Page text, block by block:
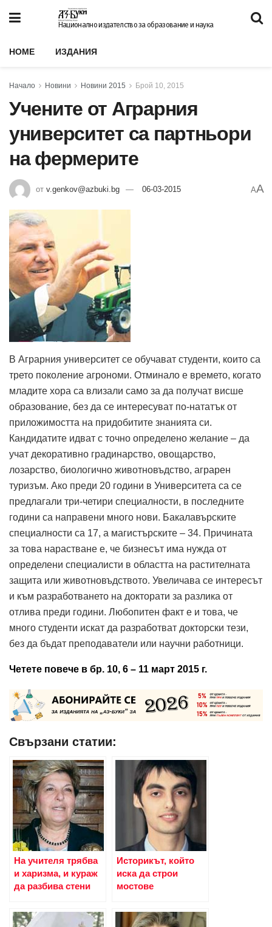
Национално издателство за образование и наука
HOME ИЗДАНИЯ
Начало Новини Новини 2015 Брой 10, 2015
Учените от Аграрния
университет са партньори
на фермерите
от v.genkov@azbuki.bg 06-03-2015 AA
В Аграрния университет се обучават студенти, които са
трето поколение агрономи. Отминало е времето, когато
младите хора са влизали само за да получат висше
образование, без да се интересуват по-нататък от
приложимостта на придобитите знанията си.
Кандидатите идват с точно определено желание – да
учат декоративно градинарство, овощарство,
лозарство, биологично животновъдство, аграрен
туризъм. Ако преди 20 години в Университета са се
предлагали три-четири специалности, в последните
години са направени много нови. Бакалавърските
специалности са 17, а магистърските – 34. Причината
за това нарастване е, че бизнесът има нужда от
определени специалисти в областта на растителната
защита или животновъдството. Увеличава се интересът
и към разработването на докторати за разлика от
отлива преди години. Любопитен факт е и това, че
много студенти искат да разработват докторски тези,
без да бъдат преподаватели или научни работници.
Четете повече в бр. 10, 6 – 11 март 2015 г.
Свързани статии:
На учителя трябва
и харизма, и кураж
да разбива стени
Историкът, който
иска да строи
мостове